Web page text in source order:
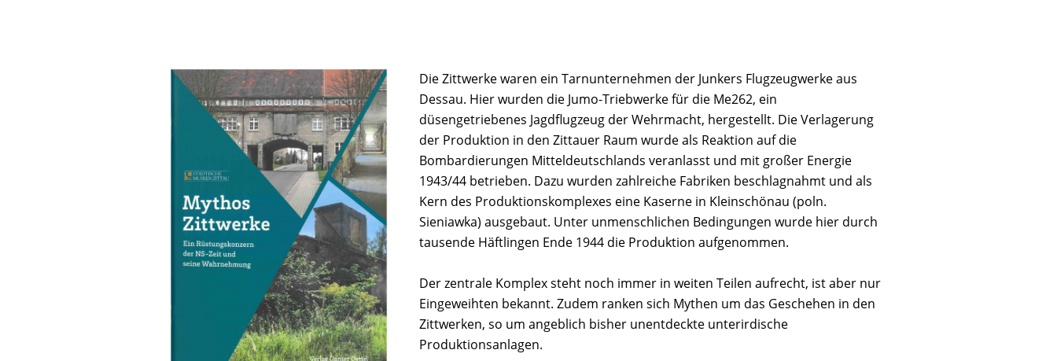
Die Zittwerke waren ein Tarnunternehmen der Junkers Flugzeugwerke aus
Dessau. Hier wurden die Jumo-Triebwerke für die Me262, ein
düsengetriebenes Jagdflugzeug der Wehrmacht, hergestellt. Die Verlagerung
der Produktion in den Zittauer Raum wurde als Reaktion auf die
Bombardierungen Mitteldeutschlands veranlasst und mit großer Energie
1943/44 betrieben. Dazu wurden zahlreiche Fabriken beschlagnahmt und als
Kern des Produktionskomplexes eine Kaserne in Kleinschönau (poln.
Sieniawka) ausgebaut. Unter unmenschlichen Bedingungen wurde hier durch
tausende Häftlingen Ende 1944 die Produktion aufgenommen.
Der zentrale Komplex steht noch immer in weiten Teilen aufrecht, ist aber nur
Eingeweihten bekannt. Zudem ranken sich Mythen um das Geschehen in den
Zittwerken, so um angeblich bisher unentdeckte unterirdische
Produktionsanlagen.